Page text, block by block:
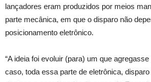
lançadores eram produzidos por meios
parte mecânica, em que o disparo não
posicionamento eletrônico.
“A ideia foi evoluir (para) um que
caso, toda essa parte de eletrônica, disparo